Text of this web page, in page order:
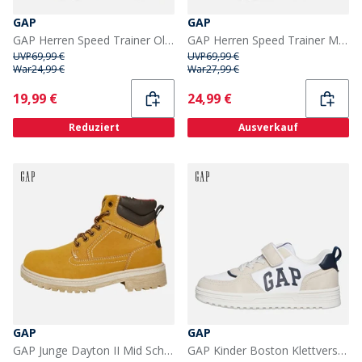
GAP
GAP Herren Speed Trainer Olive
UVP69,99 €
War24,99 €
Current
19,99 €
Reduziert
GAP
GAP Herren Speed Trainer Marineblau
UVP69,99 €
War27,99 €
Current
24,99 €
Ausverkauf
GAP
GAP Junge Dayton II Mid Schnürstiefel Gelb Royal
GAP
GAP Kinder Boston Klettverschluss Turnschuhe Weiß